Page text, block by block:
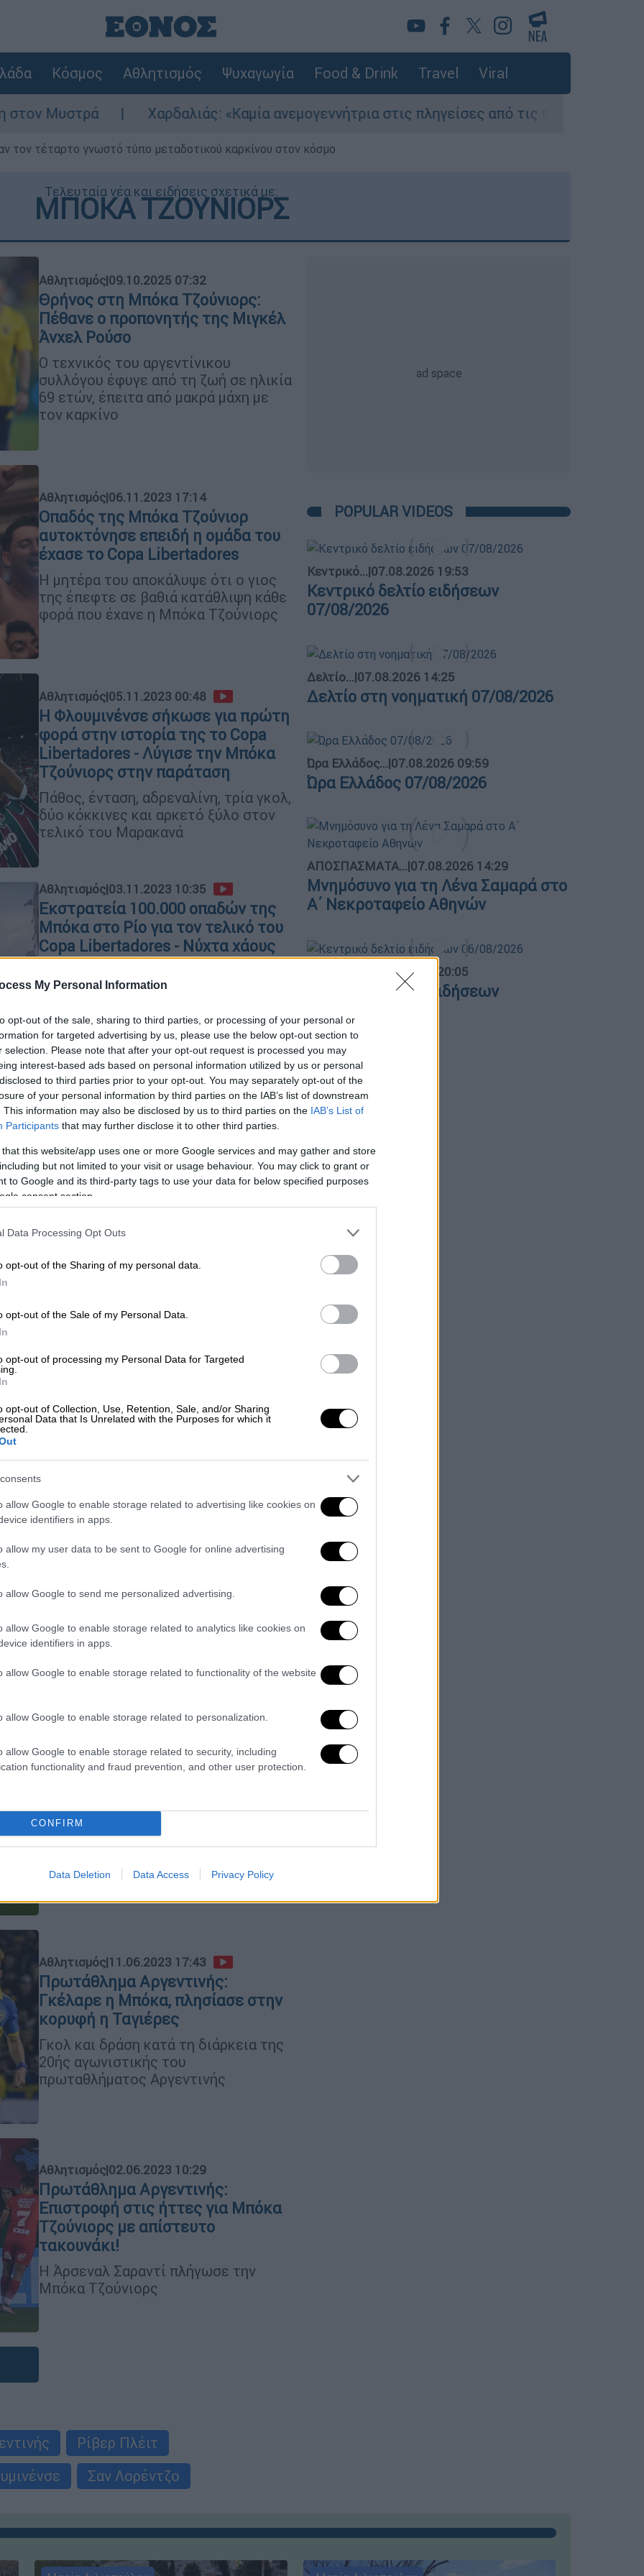
My Personal Information
opt-out of the sale, sharing to third parties, or processing of your personal or
for targeted advertising by us, please use the below opt-out section to
selection. Please note that after your opt-out request is processed you may
interest-based ads based on personal information utilized by us or personal
to third parties prior to your opt-out. You may separately opt-out of the
of your personal information by third parties on the IAB’s list of downstream
This information may also be disclosed by us to third parties on the IAB’s List of
Participants that may further disclose it to other third parties.
that this website/app uses one or more Google services and may gather and store
but not limited to your visit or usage behaviour. You may click to grant or
to Google and its third-party tags to use your data for below specified purposes
consent section.
Data Processing Opt Outs
opt-out of the Sharing of my personal data.
opt-out of the Sale of my Personal Data.
opt-out of processing my Personal Data for Targeted
opt-out of Collection, Use, Retention, Sale, and/or Sharing
Data that Is Unrelated with the Purposes for which it
allow Google to enable storage related to advertising like cookies on
identifiers in apps.
allow my user data to be sent to Google for online advertising
allow Google to send me personalized advertising.
allow Google to enable storage related to analytics like cookies on
identifiers in apps.
allow Google to enable storage related to functionality of the website
allow Google to enable storage related to personalization.
allow Google to enable storage related to security, including
functionality and fraud prevention, and other user protection.
CONFIRM
Data Deletion Data Access Privacy Policy
Κόσμος Αθλητισμός Ψυχαγωγία Food & Drink Travel Viral
Χαρδαλιάς: «Καμία ανεμογεννήτρια στις πληγείσες από τις πυρκαγιές περιοχές της Αττικής»
τον τέταρτο γνωστό τύπο μεταδοτικού καρκίνου στον κόσμο
Τελευταία νέα και ειδήσεις σχετικά με:
ΜΠΟΚΑ ΤΖΟΥΝΙΟΡΣ
Αθλητισμός|09.10.2025 07:32
Θρήνος στη Μπόκα Τζούνιορς:
Πέθανε ο προπονητής της Μιγκέλ
Άνχελ Ρούσο
Ο τεχνικός του αργεντίνικου
συλλόγου έφυγε από τη ζωή σε ηλικία
69 ετών, έπειτα από μακρά μάχη με
τον καρκίνο
Αθλητισμός|06.11.2023 17:14
Οπαδός της Μπόκα Τζούνιορ
αυτοκτόνησε επειδή η ομάδα του
έχασε το Copa Libertadores
Η μητέρα του αποκάλυψε ότι ο γιος
της έπεφτε σε βαθιά κατάθλιψη κάθε
φορά που έχανε η Μπόκα Τζούνιορς
Αθλητισμός|05.11.2023 00:48
Η Φλουμινένσε σήκωσε για πρώτη
φορά στην ιστορία της το Copa
Libertadores - Λύγισε την Μπόκα
Τζούνιορς στην παράταση
Πάθος, ένταση, αδρεναλίνη, τρία γκολ,
δύο κόκκινες και αρκετό ξύλο στον
τελικό του Μαρακανά
Αθλητισμός|03.11.2023 10:35
Εκστρατεία 100.000 οπαδών της
Μπόκα στο Ρίο για τον τελικό του
Copa Libertadores - Νύχτα χάους
με σοβαρά επεισόδια στην Κόπα
Καμπάνα
κάνουν οι οπαδοί της Μπόκα
Τζούνιορς για τον τελικό του Copa
Libertadores
Πρωτάθλημα Αργεντινής-
Βραζιλίας
01.10.2023
23:25
Η Ρίβερ Πλέιτ άλωσε το
Μπομπονέρα μετά από πέντε
χρόνια και κυριάρχησε στο
Superclasico!
Μπόκα Τζούνιορς και νίκησε στο
από πέντε χρόνια
Live Μπόκα Τζούνιορς - Ρίβερ
Αργεντινής στην υβριδική
τηλεόραση του OPEN
ντέρμπι της Αργεντινής
Πρωτάθλημα Αργεντινής- |16.09.2023
για Μπόκα Τζούνιορς στην έδρα
Τρίτη ήττα σε τέσσερις αγωνιστικές
Αθλητισμός|30.07.2023 17:00
Πρωτάθλημα Αργεντινής: Νίκη
Ρίβερ Πλέιτ στο φινάλε της σεζόν
Η Ρίβερ Πλέιτ σήκωσε τον τίτλο
μπροστά στο κοινό της την τελευταία
αγωνιστική
Αθλητισμός|11.06.2023 17:43
Πρωτάθλημα Αργεντινής:
Γκέλαρε η Μπόκα, πλησίασε στην
κορυφή η Ταγιέρες
Γκολ και δράση κατά τη διάρκεια της
20ής αγωνιστικής του
πρωταθλήματος Αργεντινής
Αθλητισμός|02.06.2023 10:29
Πρωτάθλημα Αργεντινής:
Επιστροφή στις ήττες για Μπόκα
Τζούνιορς με απίστευτο
τακουνάκι!
Η Άρσεναλ Σαραντί πλήγωσε την
Μπόκα Τζούνιορς
Ρίβερ Πλέιτ
Σαν Λορέντζο
POPULAR VIDEOS
Κεντρικό...|07.08.2026 19:53
Κεντρικό δελτίο ειδήσεων
07/08/2026
Δελτίο...|07.08.2026 14:25
Δελτίο στη νοηματική 07/08/2026
Ώρα Ελλάδος...|07.08.2026 09:59
Ώρα Ελλάδος 07/08/2026
ΑΠΟΣΠΑΣΜΑΤΑ...|07.08.2026 14:29
Μνημόσυνο για τη Λένα Σαμαρά στο
Α΄ Νεκροταφείο Αθηνών
06.08.2026 20:05
Κεντρικό δελτίο ειδήσεων